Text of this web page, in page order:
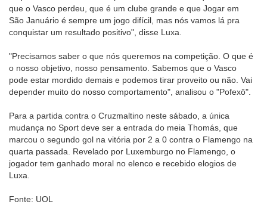
que o Vasco perdeu, que é um clube grande e que Jogar em
São Januário é sempre um jogo difícil, mas nós vamos lá pra
conquistar um resultado positivo", disse Luxa.
"Precisamos saber o que nós queremos na competição. O que é
o nosso objetivo, nosso pensamento. Sabemos que o Vasco
pode estar mordido demais e podemos tirar proveito ou não. Vai
depender muito do nosso comportamento", analisou o "Pofexô".
Para a partida contra o Cruzmaltino neste sábado, a única
mudança no Sport deve ser a entrada do meia Thomás, que
marcou o segundo gol na vitória por 2 a 0 contra o Flamengo na
quarta passada. Revelado por Luxemburgo no Flamengo, o
jogador tem ganhado moral no elenco e recebido elogios de
Luxa.
Fonte: UOL